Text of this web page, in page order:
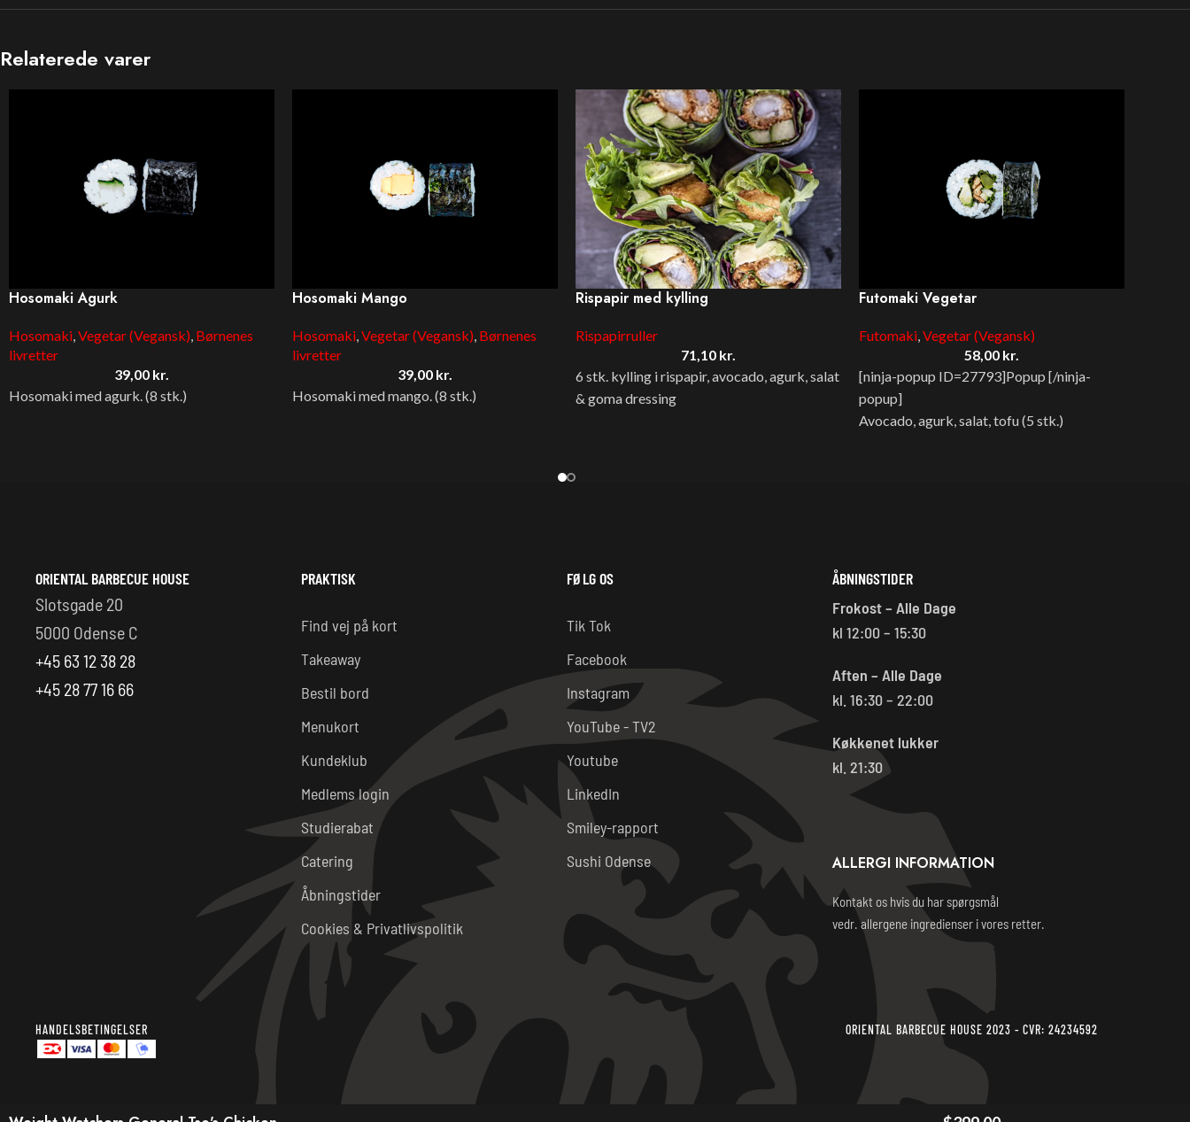
Relaterede varer
Hosomaki Agurk
Hosomaki,Vegetar (Vegansk), Børnenes
livretter
39,00 kr.
Hosomaki med agurk. (8 stk.)
Hosomaki Mango
Hosomaki,Vegetar (Vegansk), Børnenes
livretter
39,00 kr.
Hosomaki med mango. (8 stk.)
Rispapir med kylling
Rispapirruller
71,10 kr.
6 stk. kylling i rispapir, avocado, agurk, salat
& goma dressing
Futomaki Vegetar
Futomaki,Vegetar (Vegansk)
58,00 kr.
[ninja-popup ID=27793]Popup [/ninja-
popup]
Avocado, agurk, salat, tofu (5 stk.)
ORIENTAL BARBECUE HOUSE
Slotsgade 20
5000 Odense C
+45 63 12 38 28
+45 28 77 16 66
PRAKTISK
Find vej på kort
Takeaway
Bestil bord
Menukort
Kundeklub
Medlems login
Studierabat
Catering
Åbningstider
Cookies & Privatlivspolitik
FØLG OS
Tik Tok
Facebook
Instagram
YouTube - TV2
Youtube
LinkedIn
Smiley-rapport
Sushi Odense
ÅBNINGSTIDER
Frokost – Alle Dage
kl 12:00 – 15:30
Aften – Alle Dage
kl. 16:30 – 22:00
Køkkenet lukker
kl. 21:30
ALLERGI INFORMATION
Kontakt os hvis du har spørgsmål
vedr. allergene ingredienser i vores retter.
HANDELSBETINGELSER ORIENTAL BARBECUE HOUSE 2023 - CVR: 24234592